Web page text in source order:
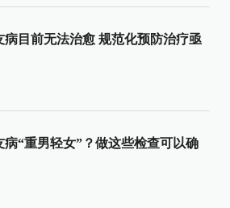
病目前无法治愈 规范化预防治疗亟
病“重男轻女”？做这些检查可以确